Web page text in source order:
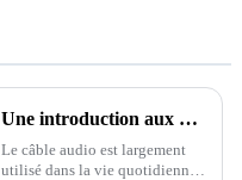
Une introduction aux câbles audio courants et à leur application
Le câble audio est largement
utilisé dans la vie quotidienne,